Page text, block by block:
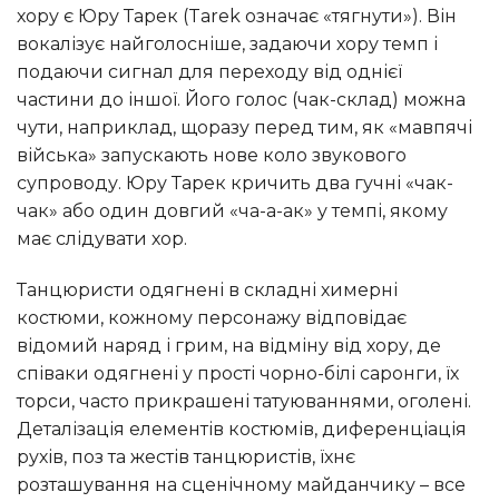
хору є Юру Тарек (Tarek означає «тягнути»). Він
вокалізує найголосніше, задаючи хору темп і
подаючи сигнал для переходу від однієї
частини до іншої. Його голос (чак-склад) можна
чути, наприклад, щоразу перед тим, як «мавпячі
війська» запускають нове коло звукового
супроводу. Юру Тарек кричить два гучні «чак-
чак» або один довгий «ча-а-ак» у темпі, якому
має слідувати хор.
Танцюристи одягнені в складні химерні
костюми, кожному персонажу відповідає
відомий наряд і грим, на відміну від хору, де
співаки одягнені у прості чорно-білі саронги, їх
торси, часто прикрашені татуюваннями, оголені.
Деталізація елементів костюмів, диференціація
рухів, поз та жестів танцюристів, їхнє
розташування на сценічному майданчику – все